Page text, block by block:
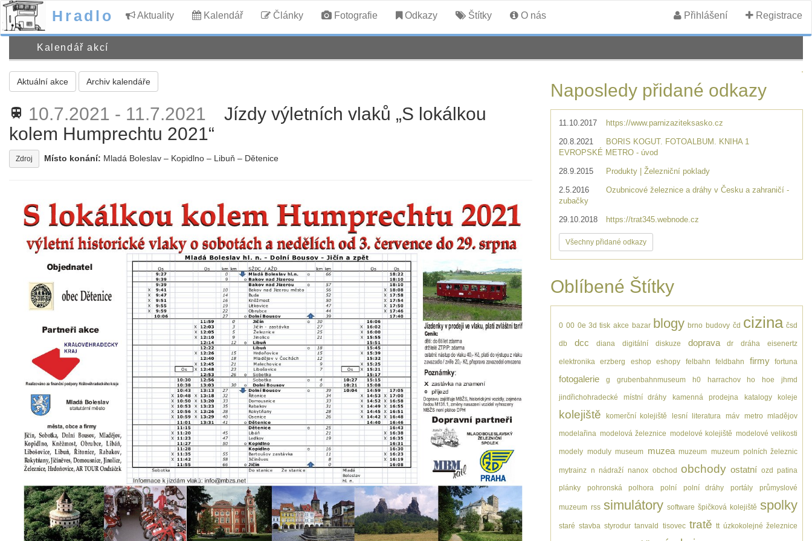
Hradlo Aktuality Kalendář Články Fotografie Odkazy Štítky O nás Přihlášení Registrace
Kalendář akcí
Aktuální akce Archiv kalendáře
train 10.7.2021 - 11.7.2021
Jízdy výletních vlaků „S lokálkou
kolem Humprechtu 2021“
Zdroj Místo konání: Mladá Boleslav – Kopidlno – Libuň – Dětenice
Naposledy přidané odkazy
11.10.2017 https://www.parnizaziteksasko.cz
20.8.2021
BORIS KOGUT. FOTOALBUM. KNIHA 1
EVROPSKÉ METRO - úvod
28.9.2015 Produkty | Železniční poklady
2.5.2016
Ozubnicové železnice a dráhy v Česku a zahraničí -
zubačky
29.10.2018 https://trat345.webnode.cz
Všechny přidané odkazy
Oblíbené Štítky
0 00 0e 3d tisk akce bazar blogy brno budovy čd cizina čsd
db dcc diana digitální diskuze doprava dr dráha eisenertz
elektronika erzberg eshop eshopy felbahn feldbahn firmy fortuna
fotogalerie g grubenbahnmuseum h0 harrachov ho hoe jhmd
jindřichohradecké místní dráhy kamenná prodejna katalogy koleje
kolejiště komerční kolejiště lesní literatura máv metro mladějov
modelařina modelová železnice modelové kolejiště modelové velikosti
modely moduly museum muzea muzeum muzeum polních železnic
mytrainz n nádraží nanox obchod obchody ostatní ozd patina
plánky pohronská polhora polní polní dráhy portály průmyslové
muzeum rss simulátory software špičková kolejiště spolky
staré stavba styrodur tanvald tisovec tratě tt úzkokolejné železnice